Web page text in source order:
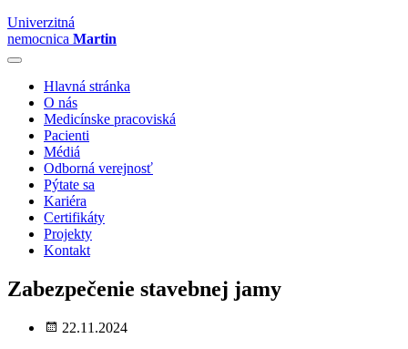
Univerzitná
nemocnica Martin
Hlavná stránka
O nás
Medicínske pracoviská
Pacienti
Médiá
Odborná verejnosť
Pýtate sa
Kariéra
Certifikáty
Projekty
Kontakt
Zabezpečenie stavebnej jamy
22.11.2024